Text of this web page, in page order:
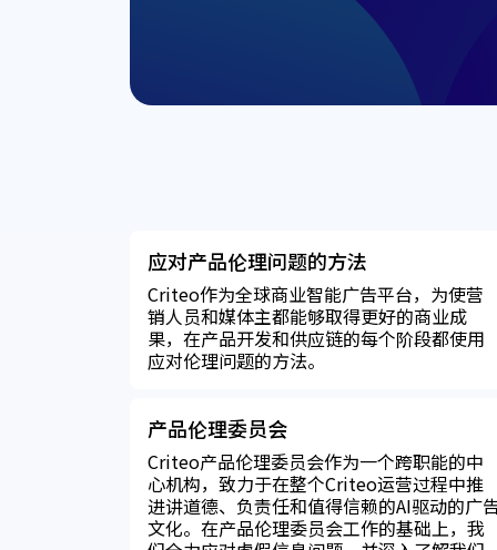
应对产品伦理问题的方法
Criteo作为全球商业智能广告平台，为使营
销人员和媒体主都能够取得更好的商业成
果，在产品开发和供应链的每个阶段都使用
应对伦理问题的方法。
产品伦理委员会
Criteo产品伦理委员会作为一个跨职能的中
心机构，致力于在整个Criteo运营过程中推
进讲道德、负责任和值得信赖的AI驱动的广
文化。在产品伦理委员会工作的基础上，我